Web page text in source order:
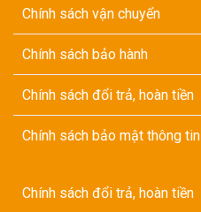
Chính sách vận chuyển
Chính sách bảo hành
Chính sách đổi trả, hoàn tiền
Chính sách bảo mật thông tin
Chính sách đổi trả, hoàn tiền